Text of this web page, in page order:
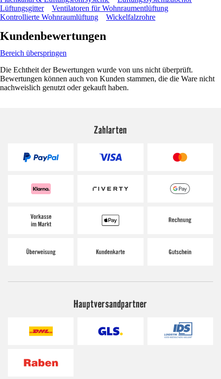
Lüftungsgitter
Ventilatoren für Wohnraumentlüftung
Kontrollierte Wohnraumlüftung
Wickelfalzrohre
Kundenbewertungen
Bereich überspringen
Die Echtheit der Bewertungen wurde von uns nicht überprüft.
Bewertungen können auch von Kunden stammen, die die Ware nicht
nachweislich genutzt oder gekauft haben.
Zahlarten
Hauptversandpartner